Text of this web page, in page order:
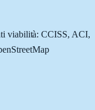
viabilità: CCISS, ACI,